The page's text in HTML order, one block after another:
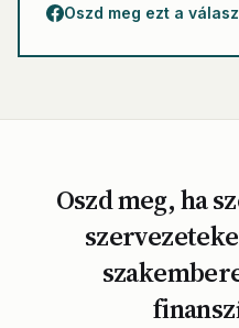
Oszd meg ezt a
Oszd meg, ha